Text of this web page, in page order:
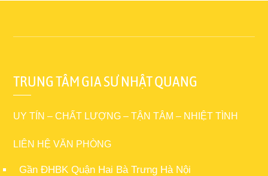
TRUNG TÂM GIA SƯ NHẬT QUANG
UY TÍN – CHẤT LƯỢNG – TẬN TÂM – NHIỆT TÌNH
LIÊN HỆ VĂN PHÒNG
Gần ĐHBK Quận Hai Bà Trưng Hà Nội